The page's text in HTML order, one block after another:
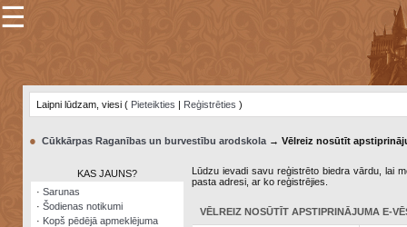
×
Šodienas
notikumi
☰
Laipni lūdzam, viesi ( Pieteikties | Reģistrēties )
● Cūkkārpas Raganības un burvestību arodskola→ Vēlreiz nosūtīt
KAS JAUNS?
· Sarunas
· Šodienas notikumi
· Kopš pēdējā apmeklējuma
Lūdzu ievadi savu reģistrēto biedra vārdu, lai
pasta adresi, ar ko reģistrējies.
VĒLREIZ NOSŪTĪT APSTIPRINĀJUMA E-